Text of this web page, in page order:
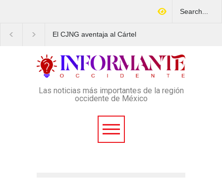
El CJNG aventaja al Cártel
Montenegro
esquema Ponzi con
4 mil afectados
Las noticias más importantes de la región
occidente de México